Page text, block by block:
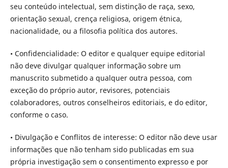
seu conteúdo intelectual, sem distinção de raça, sexo,
orientação sexual, crença religiosa, origem étnica,
nacionalidade, ou a filosofia política dos autores.
• Confidencialidade: O editor e qualquer equipe editorial
não deve divulgar qualquer informação sobre um
manuscrito submetido a qualquer outra pessoa, com
exceção do próprio autor, revisores, potenciais
colaboradores, outros conselheiros editoriais, e do editor,
conforme o caso.
• Divulgação e Conflitos de interesse: O editor não deve usar
informações que não tenham sido publicadas em sua
própria investigação sem o consentimento expresso e por